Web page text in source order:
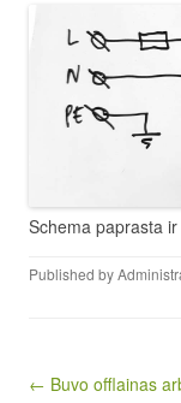
Schema paprasta
Published by
Post navigation
← Buvo offlainas